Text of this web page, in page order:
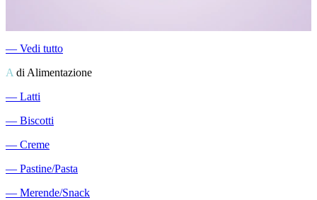
― Vedi tutto
A di Alimentazione
― Latti
― Biscotti
― Creme
― Pastine/Pasta
― Merende/Snack